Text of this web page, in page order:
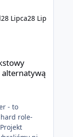
28 Lipca28 Lip
alternatywą
- to
role-